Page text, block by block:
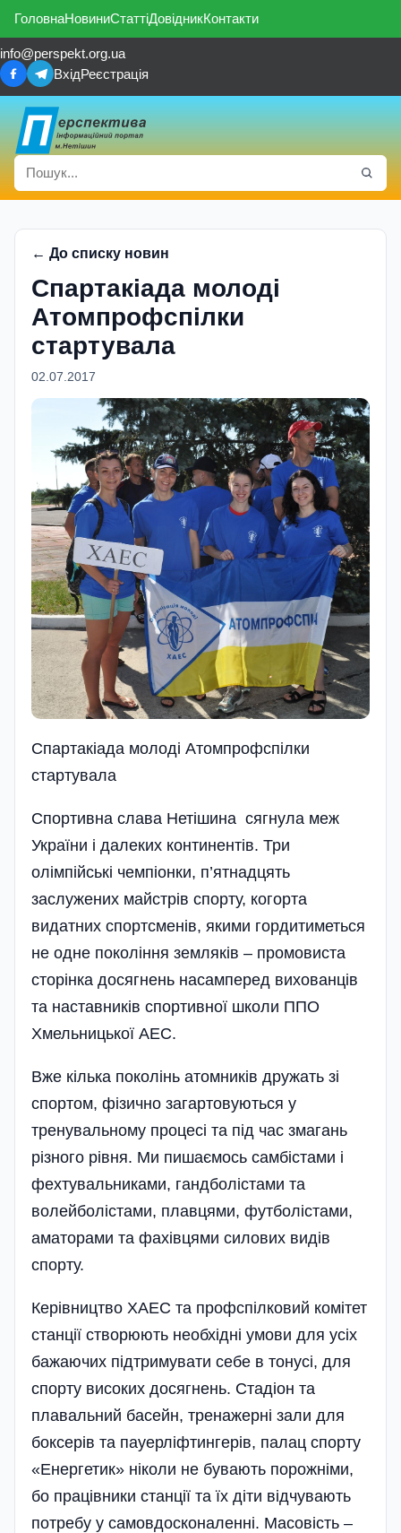
ГоловнаНовиниСтаттіДовідникКонтакти
info@perspekt.org.ua
ВхідРеєстрація
← До списку новин
Спартакiада молодi
Атомпрофспiлки
стартувала
02.07.2017
Спартакiада молодi Атомпрофспiлки
стартувала
Спортивна слава Нетішина сягнула меж
України і далеких континентів. Три
олімпійські чемпіонки, п’ятнадцять
заслужених майстрів спорту, когорта
видатних спортсменів, якими гордитиметься
не одне покоління земляків – промовиста
сторінка досягнень насамперед вихованців
та наставників спортивної школи ППО
Хмельницької АЕС.
Вже кілька поколінь атомників дружать зі
спортом, фізично загартовуються у
тренувальному процесі та під час змагань
різного рівня. Ми пишаємось самбістами і
фехтувальниками, гандболістами та
волейболістами, плавцями, футболістами,
аматорами та фахівцями силових видів
спорту.
Керівництво ХАЕС та профспілковий комітет
станції створюють необхідні умови для усіх
бажаючих підтримувати себе в тонусі, для
спорту високих досягнень. Стадіон та
плавальний басейн, тренажерні зали для
боксерів та пауерлі­фтингерів, палац спорту
«Енергетик» ніколи не бувають порожніми,
бо працівники станції та їх діти відчувають
потребу у самовдосконаленні. Масовість –